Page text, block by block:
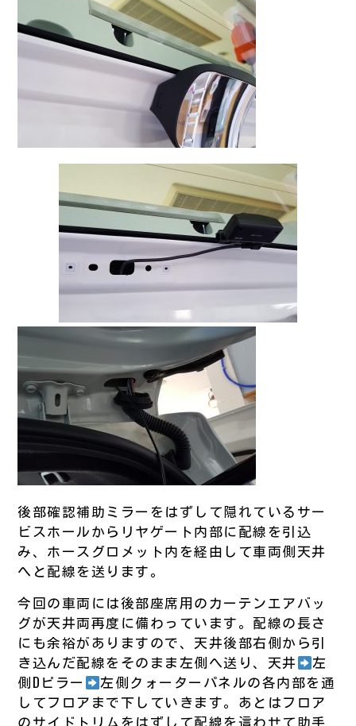
後部確認補助ミラーをはずして隠れているサー
ビスホールからリヤゲート内部に配線を引込
み、ホースグロメット内を経由して車両側天井
へと配線を送ります。
今回の車両には後部座席用のカーテンエアバッ
グが天井両再度に備わっています。配線の長さ
にも余裕がありますので、天井後部右側から引
き込んだ配線をそのまま左側へ送り、天井
左
側Dピラー
左側クォーターパネルの各内部を通
してフロアまで下していきます。あとはフロア
のサイドトリムをはずして配線を這わせて助手